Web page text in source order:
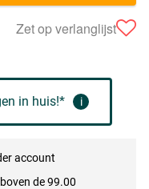
Zet op verlanglijst
in huis!* i
account
de 99.00